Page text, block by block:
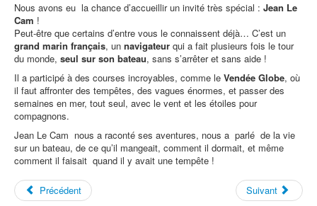
Nous avons eu la chance d’accueillir un invité très spécial : Jean Le
Cam !
Peut-être que certains d’entre vous le connaissent déjà… C’est un
grand marin français, un navigateur qui a fait plusieurs fois le tour
du monde, seul sur son bateau, sans s’arrêter et sans aide !
Il a participé à des courses incroyables, comme le Vendée Globe, où
il faut affronter des tempêtes, des vagues énormes, et passer des
semaines en mer, tout seul, avec le vent et les étoiles pour
compagnons.
Jean Le Cam nous a raconté ses aventures, nous a parlé de la vie
sur un bateau, de ce qu’il mangeait, comment il dormait, et même
comment il faisait quand il y avait une tempête !
Précédent Suivant